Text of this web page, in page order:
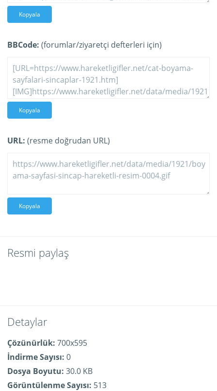
Kopyala
BBCode: (forumlar/ziyaretçi defterleri için)
Kopyala
URL: (resme doğrudan URL)
Kopyala
Resmi paylaş
Detaylar
Çözünürlük: 700x595
İndirme Sayısı: 0
Dosya Boyutu: 30.0 KB
Görüntülenme Sayısı: 513